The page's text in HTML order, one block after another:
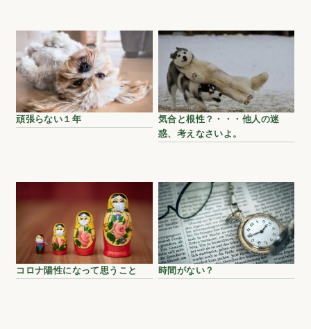
頑張らない１年
気合と根性？・・・他人の迷
惑、考えなさいよ。
コロナ陽性になって思うこと 時間がない？